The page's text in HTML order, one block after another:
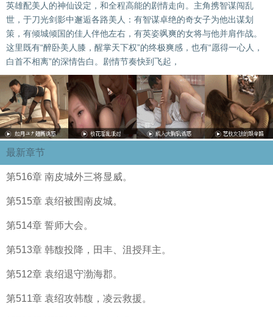
英雄配美人的神仙设定，和全程高能的剧情走向。主角携智谋闯乱
世，于刀光剑影中邂逅各路美人：有智谋卓绝的奇女子为他出谋划
策，有倾城倾国的佳人伴他左右，有英姿飒爽的女将与他并肩作战。
这里既有“醉卧美人膝，醒掌天下权”的终极爽感，也有“愿得一心人，
白首不相离”的深情告白。剧情节奏快到飞起，
最新章节
第516章 南皮城外三将显威。
第515章 袁绍被围南皮城。
第514章 誓师大会。
第513章 韩馥投降，田丰、沮授拜主。
第512章 袁绍退守渤海郡。
第511章 袁绍攻韩馥，凌云救援。